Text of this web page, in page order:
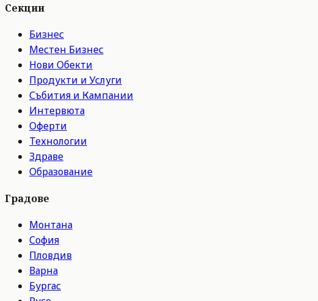
Секции
Бизнес
Местен Бизнес
Нови Обекти
Продукти и Услуги
Събития и Кампании
Интервюта
Оферти
Технологии
Здраве
Образование
Градове
Монтана
София
Пловдив
Варна
Бургас